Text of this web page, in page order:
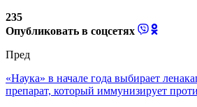
235
Опубликовать в соцсетях
Пред
«Наука» в начале года выбирает
препарат, который иммунизирует